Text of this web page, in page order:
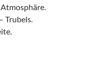
Trubels.